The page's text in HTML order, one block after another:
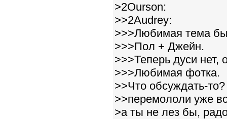
>2Ourson:
>>2Audrey:
>>>Любимая тема
>>>Пол + Джейн.
>>>Теперь дуси нет,
>>>Любимая фотка.
>>Что обсуждать-
>>перемололи уже
>а ты не лез бы,